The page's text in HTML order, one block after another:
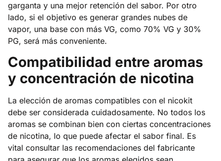
garganta y una mejor retención del sabor. Por otro
lado, si el objetivo es generar grandes nubes de
vapor, una base con más VG, como 70% VG y 30%
PG, será más conveniente.
Compatibilidad entre aromas
y concentración de nicotina
La elección de aromas compatibles con el nicokit
debe ser considerada cuidadosamente. No todos los
aromas se combinan bien con ciertas concentraciones
de nicotina, lo que puede afectar el sabor final. Es
vital consultar las recomendaciones del fabricante